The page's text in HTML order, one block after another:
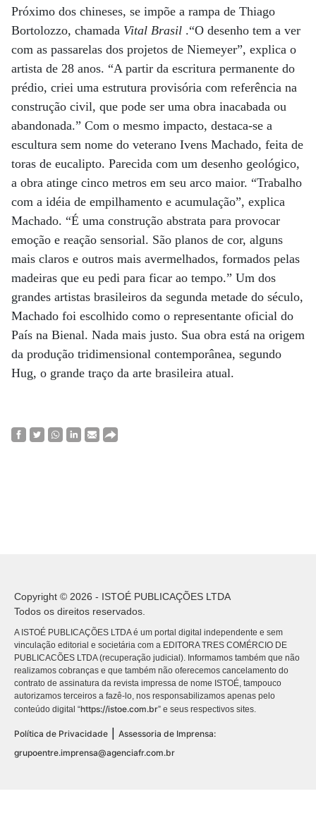
Próximo dos chineses, se impõe a rampa de Thiago
Bortolozzo, chamada Vital Brasil .“O desenho tem a ver
com as passarelas dos projetos de Niemeyer”, explica o
artista de 28 anos. “A partir da escritura permanente do
prédio, criei uma estrutura provisória com referência na
construção civil, que pode ser uma obra inacabada ou
abandonada.” Com o mesmo impacto, destaca-se a
escultura sem nome do veterano Ivens Machado, feita de
toras de eucalipto. Parecida com um desenho geológico,
a obra atinge cinco metros em seu arco maior. “Trabalho
com a idéia de empilhamento e acumulação”, explica
Machado. “É uma construção abstrata para provocar
emoção e reação sensorial. São planos de cor, alguns
mais claros e outros mais avermelhados, formados pelas
madeiras que eu pedi para ficar ao tempo.” Um dos
grandes artistas brasileiros da segunda metade do século,
Machado foi escolhido como o representante oficial do
País na Bienal. Nada mais justo. Sua obra está na origem
da produção tridimensional contemporânea, segundo
Hug, o grande traço da arte brasileira atual.
Copyright © 2026 - ISTOÉ PUBLICAÇÕES LTDA
Todos os direitos reservados.
A ISTOÉ PUBLICAÇÕES LTDA é um portal digital independente e sem
vinculação editorial e societária com a EDITORA TRES COMÉRCIO DE
PUBLICACÕES LTDA (recuperação judicial). Informamos também que não
realizamos cobranças e que também não oferecemos cancelamento do
contrato de assinatura da revista impressa de nome ISTOÉ, tampouco
autorizamos terceiros a fazê-lo, nos responsabilizamos apenas pelo
conteúdo digital “https://istoe.com.br” e seus respectivos sites.
Política de Privacidade
Assessoria de Imprensa:
grupoentre.imprensa@agenciafr.com.br